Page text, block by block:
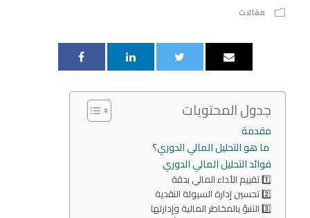
مقالات
جدول المحتويات
مقدمة
ما هو التحليل المالي الدوري؟
فوائد التحليل المالي الدوري
1️⃣ تقييم الأداء المالي بدقة
2️⃣ تحسين إدارة السيولة النقدية
3️⃣ التنبؤ بالمخاطر المالية وإدارتها